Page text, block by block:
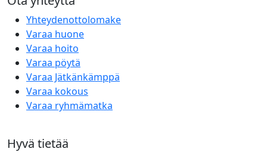
Yhteydenottolomake
Varaa huone
Varaa hoito
Varaa pöytä
Varaa Jätkänkämppä
Varaa kokous
Varaa ryhmämatka
Hyvä tietää